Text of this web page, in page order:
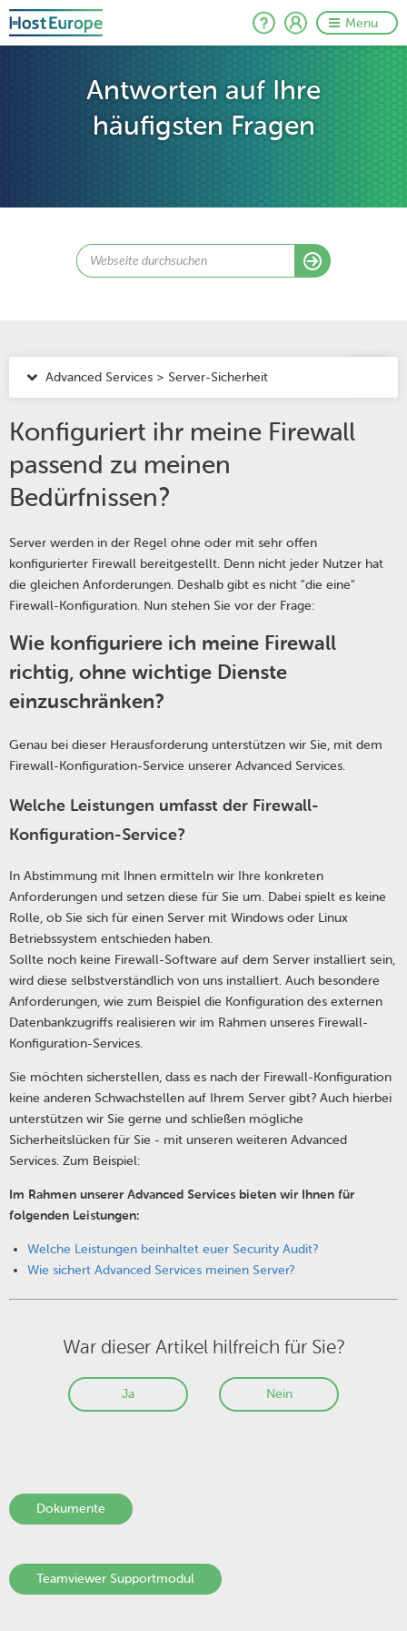
Menu
Antworten auf Ihre
häufigsten Fragen
Advanced Services > Server-Sicherheit
Konfiguriert ihr meine Firewall
passend zu meinen
Bedürfnissen?
Server werden in der Regel ohne oder mit sehr offen
konfigurierter Firewall bereitgestellt. Denn nicht jeder Nutzer hat
die gleichen Anforderungen. Deshalb gibt es nicht "die eine"
Firewall-Konfiguration. Nun stehen Sie vor der Frage:
Wie konfiguriere ich meine Firewall
richtig, ohne wichtige Dienste
einzuschränken?
Genau bei dieser Herausforderung unterstützen wir Sie, mit dem
Firewall-Konfiguration-Service unserer Advanced Services.
Welche Leistungen umfasst der Firewall-
Konfiguration-Service?
In Abstimmung mit Ihnen ermitteln wir Ihre konkreten
Anforderungen und setzen diese für Sie um. Dabei spielt es keine
Rolle, ob Sie sich für einen Server mit Windows oder Linux
Betriebssystem entschieden haben.
Sollte noch keine Firewall-Software auf dem Server installiert sein,
wird diese selbstverständlich von uns installiert. Auch besondere
Anforderungen, wie zum Beispiel die Konfiguration des externen
Datenbankzugriffs realisieren wir im Rahmen unseres Firewall-
Konfiguration-Services.
Sie möchten sicherstellen, dass es nach der Firewall-Konfiguration
keine anderen Schwachstellen auf Ihrem Server gibt? Auch hierbei
unterstützen wir Sie gerne und schließen mögliche
Sicherheitslücken für Sie - mit unseren weiteren Advanced
Services. Zum Beispiel:
Im Rahmen unserer Advanced Services bieten wir Ihnen für
folgenden Leistungen:
Welche Leistungen beinhaltet euer Security Audit?
Wie sichert Advanced Services meinen Server?
War dieser Artikel hilfreich für Sie?
Ja Nein
Dokumente
Teamviewer Supportmodul